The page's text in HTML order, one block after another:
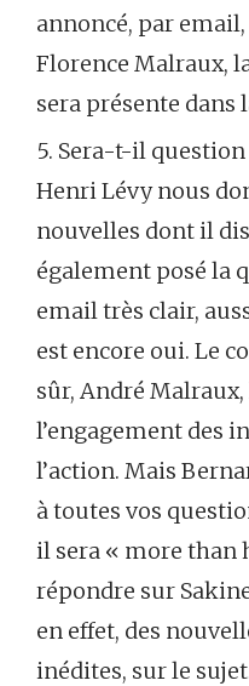
annoncé, par
Florence Malraux,
sera présente dans
5. Sera-t-il
Henri Lévy nous
nouvelles dont il
également posé la
email très clair,
est encore oui. Le
sûr, André Malraux,
l’engagement des
l’action. Mais
à toutes vos
il sera « more than
répondre sur
en effet, des
inédites, sur le